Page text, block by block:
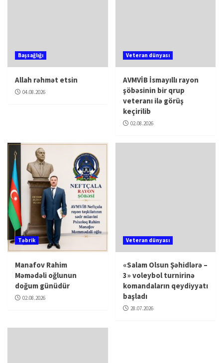
Başsağlığı
Allah rəhmət etsin
04.08.2026
Veteran dünyası
AVMVİB İsmayıllı rayon
şöbəsinin bir qrup
veteranı ilə görüş
keçirilib
02.08.2026
Təbrik
Manafov Rahim
Məmədəli oğlunun
doğum günüdür
02.08.2026
Veteran dünyası
«Salam Olsun Şəhidlərə –
3» voleybol turnirinə
komandaların qeydiyyatı
başladı
28.07.2026